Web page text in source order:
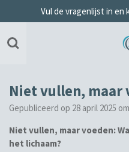
direct
naar
Vul de vragenlijst in en
Niet vullen, maar
Gepubliceerd op 28 april 2025
Niet vullen, maar voeden:
het lichaam?